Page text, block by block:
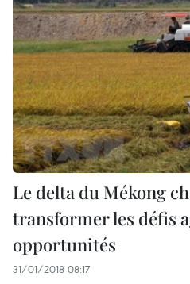
Le delta du Mékong
transformer les défis
opportunités
31/01/2018 08:17